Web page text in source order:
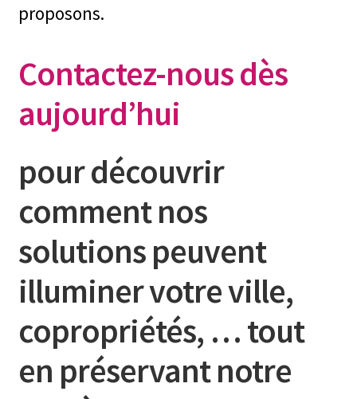
proposons.
Contactez-nous dès
aujourd’hui
pour découvrir
comment nos
solutionspeuvent
illuminer votre ville,
copropriétés, …tout
en préservant notre